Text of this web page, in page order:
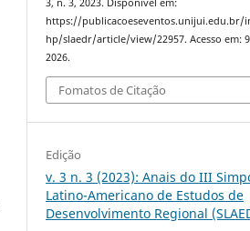
3, n. 3, 2023. Disponível em:
https://publicacoeseventos.unijui.edu.br/
hp/slaedr/article/view/22957. Acesso em:
2026.
Fomatos de Citação
Edição
v. 3 n. 3 (2023): Anais do III
Latino-Americano de Estudos de
Desenvolvimento Regional